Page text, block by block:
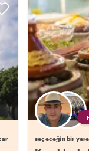
seçeceğin bir